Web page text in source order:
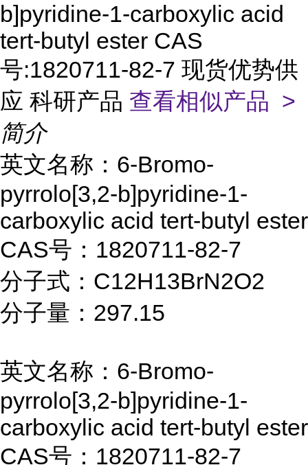
b]pyridine-1-carboxylic acid
tert-butyl ester CAS
号:1820711-82-7 现货优势供
应 科研产品 查看相似产品 >
简介
英文名称：6-Bromo-
pyrrolo[3,2-b]pyridine-1-
carboxylic acid tert-butyl ester
CAS号：1820711-82-7
分子式：C12H13BrN2O2
分子量：297.15
英文名称：6-Bromo-
pyrrolo[3,2-b]pyridine-1-
carboxylic acid tert-butyl ester
CAS号：1820711-82-7